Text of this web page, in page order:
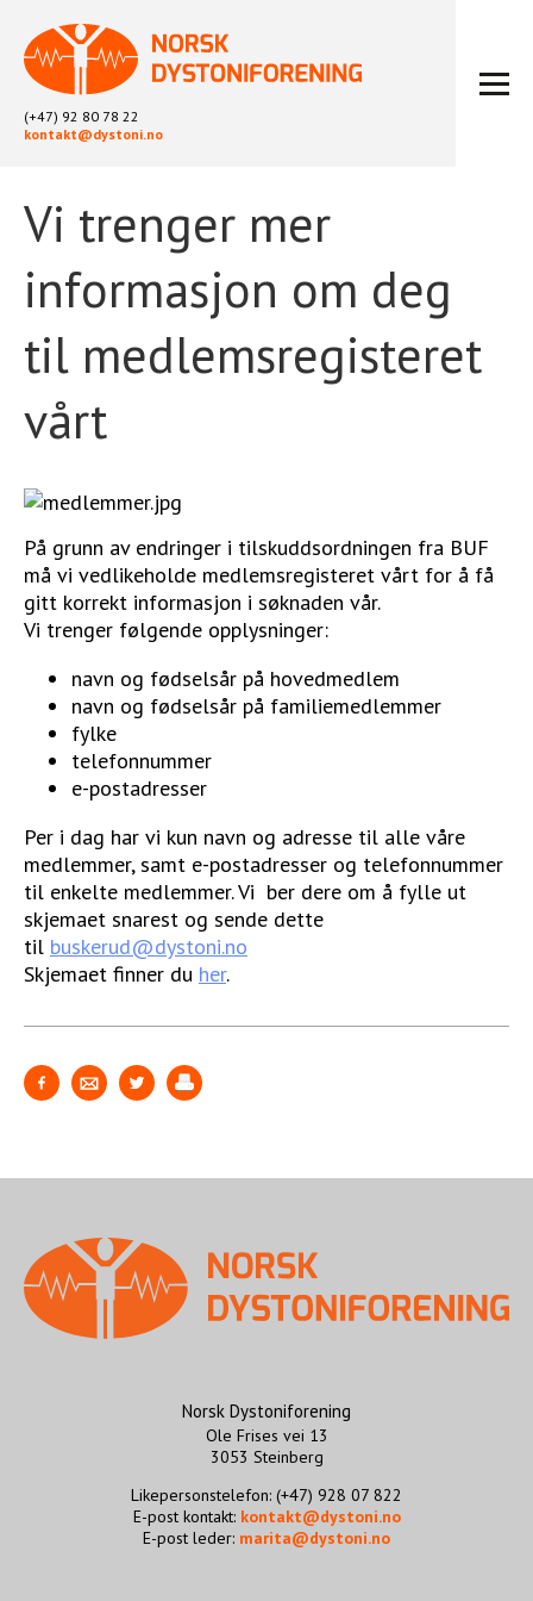
(+47) 92 80 78 22
kontakt@dystoni.no
HJEM
LOKALLAG
OM OSS
KONTAKT
ARKIV
STØTT VÅRT ARBEID
Vi trenger mer
informasjon om deg
til medlemsregisteret
vårt
På grunn av endringer i tilskuddsordningen fra BUF
må vi vedlikeholde medlemsregisteret vårt for å få
gitt korrekt informasjon i søknaden vår.
Vi trenger følgende opplysninger:
navn og fødselsår på hovedmedlem
navn og fødselsår på familiemedlemmer
fylke
telefonnummer
e-postadresser
Per i dag har vi kun navn og adresse til alle våre
medlemmer, samt e-postadresser og telefonnummer
til enkelte medlemmer. Vi ber dere om å fylle ut
skjemaet snarest og sende dette
til buskerud@dystoni.no
Skjemaet finner du her.
Norsk Dystoniforening
Ole Frises vei 13
3053 Steinberg
Likepersonstelefon: (+47) 928 07 822
E-post kontakt: kontakt@dystoni.no
E-post leder: marita@dystoni.no